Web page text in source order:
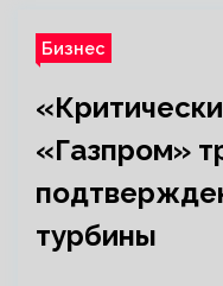
Бизнес
«Газпром»
турбины